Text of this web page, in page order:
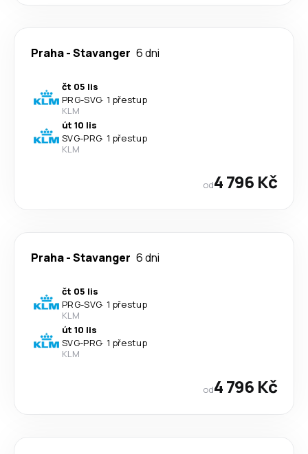
Praha-Stavanger 6 dni
čt 05 lis
PRG-SVG· 1 přestup
KLM
út 10 lis
SVG-PRG· 1 přestup
KLM
od4 796 Kč
Praha-Stavanger 6 dni
čt 05 lis
PRG-SVG· 1 přestup
KLM
út 10 lis
SVG-PRG· 1 přestup
KLM
od4 796 Kč